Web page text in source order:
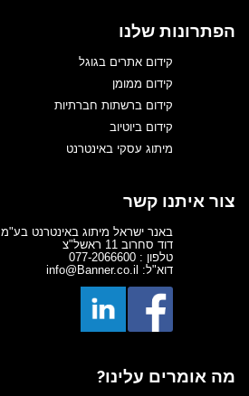
הפתרונות שלנו
קידום אתרים בגוגל
קידום ממומן
קידום ברשתות חברתיות
קידום ביוטיוב
מיתוג עסקי באינטרנט
צור איתנו קשר
באנר ישראל מיתוג באינטרנט בע"מ
דוד סחרוב 11 ראשל"צ
טלפון : 077-2066600
דוא"ל: info@Banner.co.il
מה אומרים עלינו?